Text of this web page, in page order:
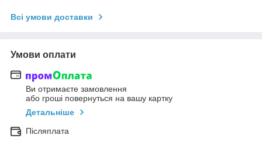
Всі умови доставки
Умови оплати
Ви отримаєте замовлення
або гроші повернуться на вашу картку
Детальніше
Післяплата